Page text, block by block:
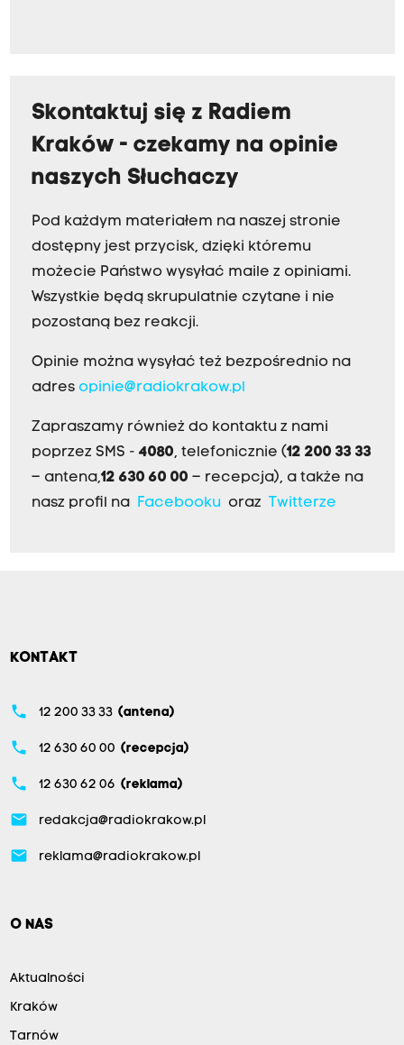
Skontaktuj się z Radiem
Kraków - czekamy na opinie
naszych Słuchaczy
Pod każdym materiałem na naszej stronie
dostępny jest przycisk, dzięki któremu
możecie Państwo wysyłać maile z opiniami.
Wszystkie będą skrupulatnie czytane i nie
pozostaną bez reakcji.
Opinie można wysyłać też bezpośrednio na
adres opinie@radiokrakow.pl
Zapraszamy również do kontaktu z nami
poprzez SMS - 4080, telefonicznie (12 200 33 33
– antena,12 630 60 00 – recepcja), a także na
nasz profil na Facebookuoraz Twitterze
KONTAKT
phone 12 200 33 33 (antena)
phone 12 630 60 00 (recepcja)
phone 12 630 62 06 (reklama)
email redakcja@radiokrakow.pl
email reklama@radiokrakow.pl
O NAS
Aktualności
Kraków
Tarnów